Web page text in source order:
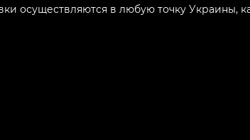
осуществляются в любую точку Украины,